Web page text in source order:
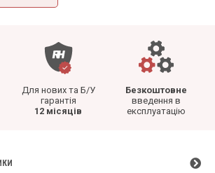
Для нових та Б/У
гарантія
12 місяців
Безкоштовне
введення в
експлуатацію